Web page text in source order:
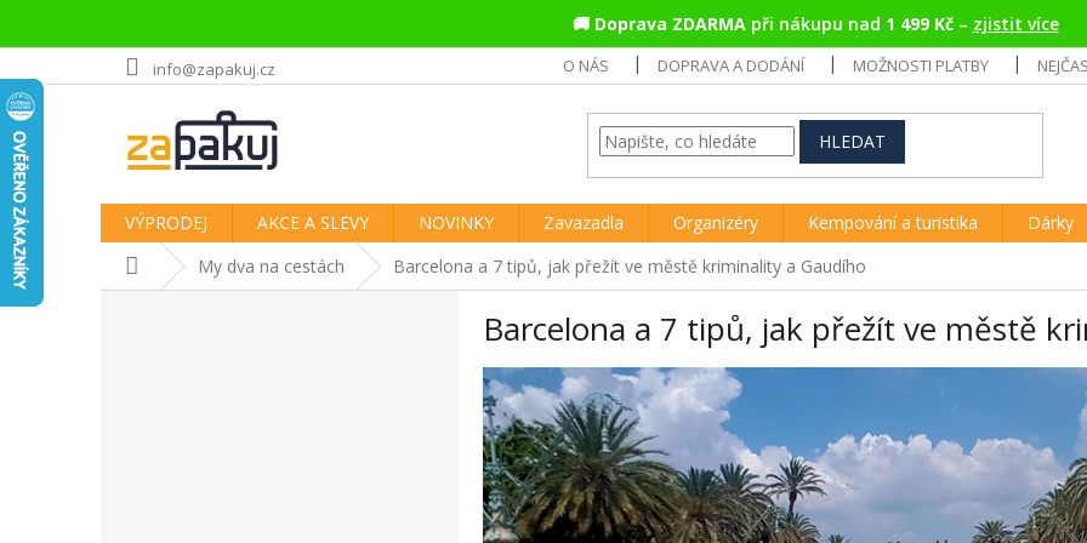
🚚 Doprava ZDARMApři nákupu nad 1 499 Kč– zjistit více
na
obsah
info@zapakuj.cz O NÁS DOPRAVA A DODÁNÍ MOŽNOSTI PLATBY
HLEDAT
VÝPRODEJ AKCE A SLEVY NOVINKY Zavazadla Organizéry Kempování a turistika Dárky
Domů My dva na cestách Barcelona a 7 tipů, jak přežít ve městě kriminality a Gaudího
Barcelona a 7 tipů, jak přežít ve městě